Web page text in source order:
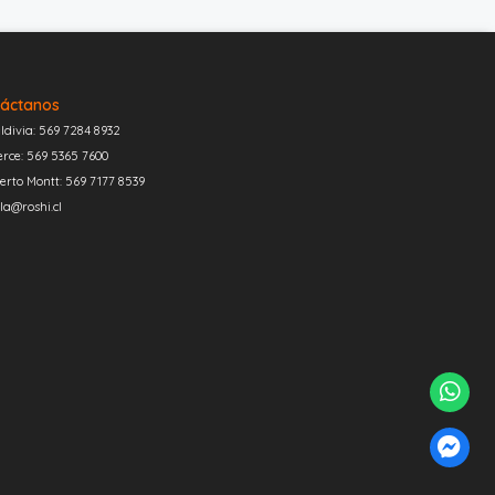
569 7284 8932
569 5365 7600
Montt: 569 7177 8539